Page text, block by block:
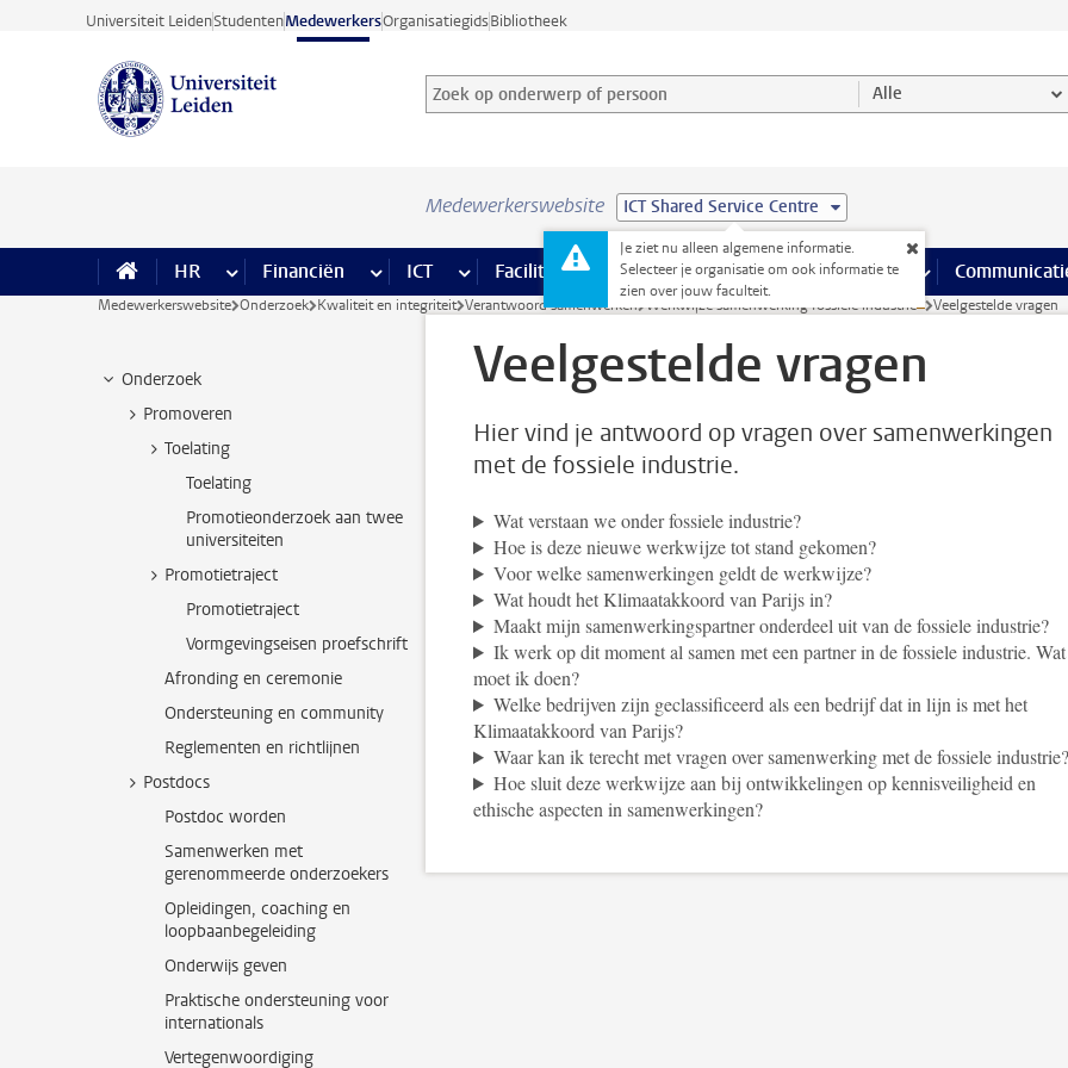
Ga direct naar de inhoud
Universiteit LeidenStudentenMedewerkersOrganisatiegidsBibliotheek
Zoek op onderwerp of persoon en selecteer categorie
Zoekterm Alle
Medewerkerswebsite ICT Shared Service Centre
Je ziet nu alleen algemene informatie.
Selecteer je organisatie om ook informatie te
zien over jouw faculteit.
HR meer HR pagina’s
Financiën meer Financiën pagina’s
ICT meer ICT pagina’s
Faciliteiten meer Faciliteiten pagina’s
Onderwijs meer Onderwijs pagina’s
Onderzoek meer Onderzoek
Medewerkerswebsite Onderzoek Kwaliteit en integriteit Verantwoord samenwerken Werkwijze samenwerking fossiele industrie Veelgestelde vragen
Onderzoek
Promoveren
Toelating
Toelating
Promotieonderzoek aan twee
universiteiten
Promotietraject
Promotietraject
Vormgevingseisen proefschrift
Afronding en ceremonie
Ondersteuning en community
Reglementen en richtlijnen
Postdocs
Postdoc worden
Samenwerken met
gerenommeerde onderzoekers
Opleidingen, coaching en
loopbaanbegeleiding
Onderwijs geven
Praktische ondersteuning voor
internationals
Vertegenwoordiging
Veelgestelde vragen
Hier vind je antwoord op vragen over samenwerkingen
met de fossiele industrie.
Wat verstaan we onder fossiele industrie?
Hoe is deze nieuwe werkwijze tot stand gekomen?
Voor welke samenwerkingen geldt de werkwijze?
Wat houdt het Klimaatakkoord van Parijs in?
Maakt mijn samenwerkingspartner onderdeel uit van de fossiele industrie?
Ik werk op dit moment al samen met een partner in de fossiele industrie. Wat
moet ik doen?
Welke bedrijven zijn geclassificeerd als een bedrijf dat in lijn is met het
Klimaatakkoord van Parijs?
Waar kan ik terecht met vragen over samenwerking met de fossiele industrie?
Hoe sluit deze werkwijze aan bij ontwikkelingen op kennisveiligheid en
ethische aspecten in samenwerkingen?